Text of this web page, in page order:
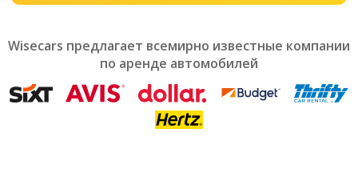
mark
get
the
Wisecars предлагает всемирно известные компании
по аренде автомобилей